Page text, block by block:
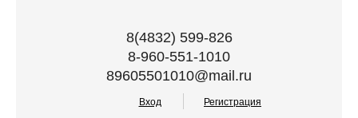
8(4832) 599-826
8-960-551-1010
89605501010@mail.ru
Вход Регистрация